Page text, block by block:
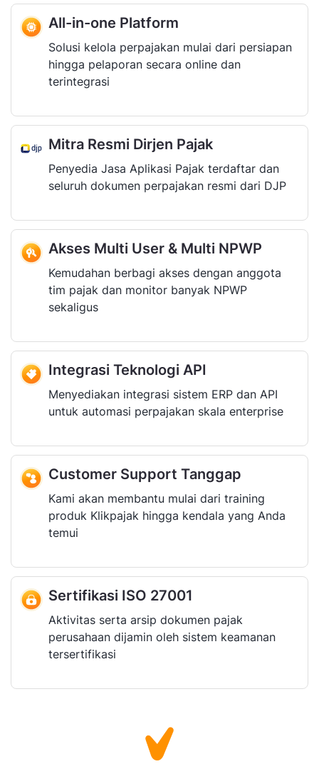
All-in-one Platform
Solusi kelola perpajakan mulai dari persiapan
hingga pelaporan secara online dan
terintegrasi
Mitra Resmi Dirjen Pajak
Penyedia Jasa Aplikasi Pajak terdaftar dan
seluruh dokumen perpajakan resmi dari DJP
Akses Multi User & Multi NPWP
Kemudahan berbagi akses dengan anggota
tim pajak dan monitor banyak NPWP
sekaligus
Integrasi Teknologi API
Menyediakan integrasi sistem ERP dan API
untuk automasi perpajakan skala enterprise
Customer Support Tanggap
Kami akan membantu mulai dari training
produk Klikpajak hingga kendala yang Anda
temui
Sertifikasi ISO 27001
Aktivitas serta arsip dokumen pajak
perusahaan dijamin oleh sistem keamanan
tersertifikasi